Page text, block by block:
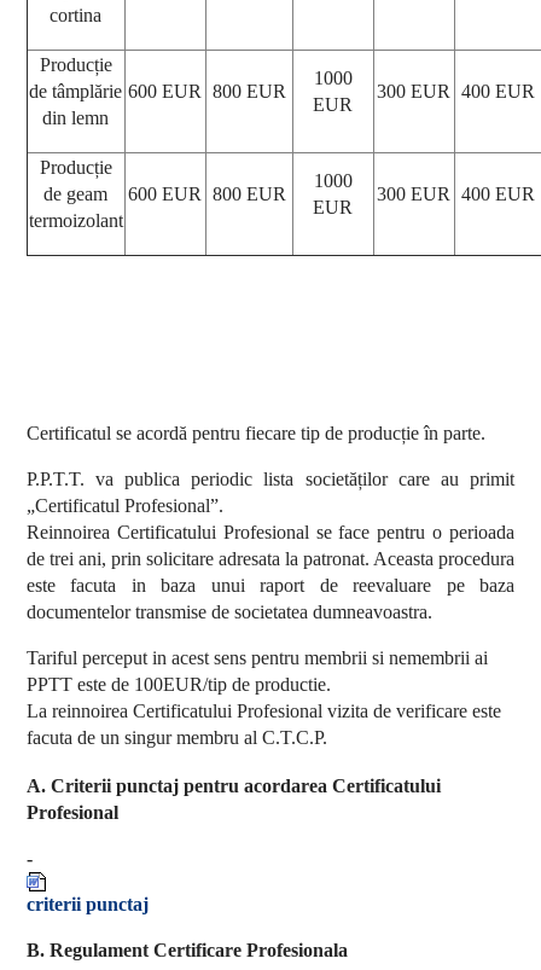
cortina
Producție
de tâmplărie
din lemn
600 EUR 800 EUR
1000
EUR
300 EUR 400 EUR
Producție
de geam
termoizolant
600 EUR 800 EUR
1000
EUR
300 EUR 400 EUR
Certificatul se acordă pentru fiecare tip de producție în parte.
P.P.T.T. va publica periodic lista societăților care au primit
„Certificatul Profesional”.
Reinnoirea Certificatului Profesional se face pentru o perioada
de trei ani, prin solicitare adresata la patronat. Aceasta procedura
este facuta in baza unui raport de reevaluare pe baza
documentelor transmise de societatea dumneavoastra.
Tariful perceput in acest sens pentru membrii si nemembrii ai
PPTT este de 100EUR/tip de productie.
La reinnoirea Certificatului Profesional vizita de verificare este
facuta de un singur membru al C.T.C.P.
A. Criterii punctaj pentru acordarea Certificatului
Profesional
-
criterii punctaj
B. Regulament Certificare Profesionala